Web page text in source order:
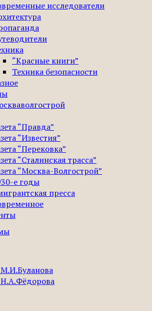
исследователи
“Красные книги”
Техника безопасности
“Правда”
“Известия”
“Перековка”
“Сталинская трасса”
“Москва-Волгострой”
е годы
пресса
Н.А.Фёдорова